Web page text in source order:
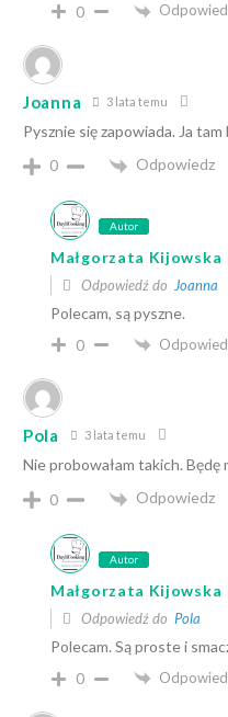
0
Joanna 3 lata temu
Pysznie się zapowiada. Ja
0
Odpowiedz
Autor
Małgorzata Kijowska
Odpowiedź do Joanna
Polecam, są pyszne.
0
Pola 3 lata temu
Nie probowałam takich. Będę
0
Odpowiedz
Autor
Małgorzata Kijowska
Odpowiedź do Pola
Polecam. Są proste i
0